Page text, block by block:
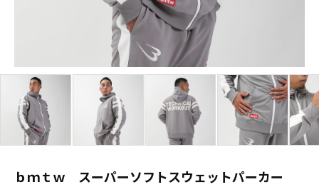
ｂｍｔｗ スーパーソフトスウェットパーカー